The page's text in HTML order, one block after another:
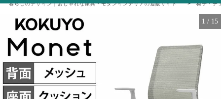
暮らしのデザイン｜おしゃれな家具・モダンインテリアの通販サイト 椅子・チ
1 / 15